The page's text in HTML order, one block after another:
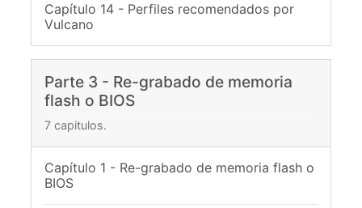
Capítulo 14 - Perfiles recomendados por
Vulcano
Parte 3 - Re-grabado de memoria
flash o BIOS
7 capitulos.
Capítulo 1 - Re-grabado de memoria flash o
BIOS